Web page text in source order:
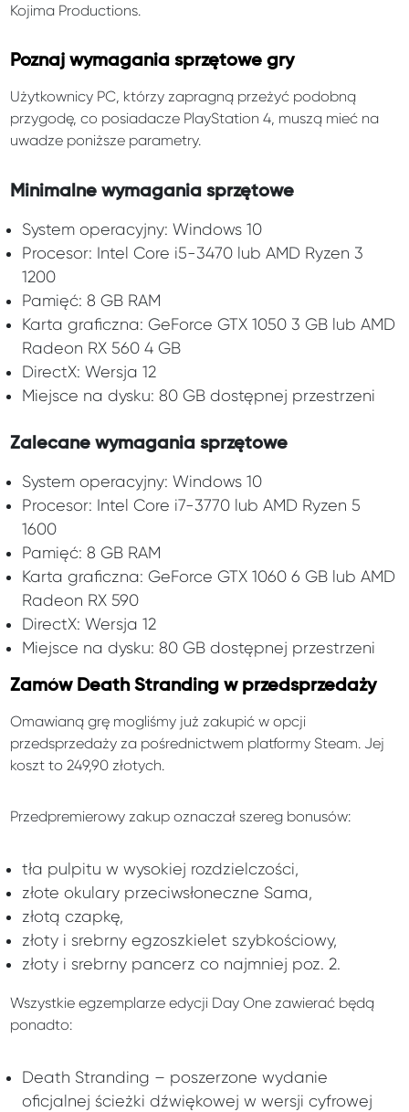
Kojima Productions.
Poznaj wymagania sprzętowe gry
Użytkownicy PC, którzy zapragną przeżyć podobną
przygodę, co posiadacze PlayStation 4, muszą mieć na
uwadze poniższe parametry.
Minimalne wymagania sprzętowe
System operacyjny: Windows 10
Procesor: Intel Core i5-3470 lub AMD Ryzen 3
1200
Pamięć: 8 GB RAM
Karta graficzna: GeForce GTX 1050 3 GB lub AMD
Radeon RX 560 4 GB
DirectX: Wersja 12
Miejsce na dysku: 80 GB dostępnej przestrzeni
Zalecane wymagania sprzętowe
System operacyjny: Windows 10
Procesor: Intel Core i7-3770 lub AMD Ryzen 5
1600
Pamięć: 8 GB RAM
Karta graficzna: GeForce GTX 1060 6 GB lub AMD
Radeon RX 590
DirectX: Wersja 12
Miejsce na dysku: 80 GB dostępnej przestrzeni
Zamów Death Stranding w przedsprzedaży
Omawianą grę mogliśmy już zakupić w opcji
przedsprzedaży za pośrednictwem platformy Steam. Jej
koszt to 249,90 złotych.
Przedpremierowy zakup oznaczał szereg bonusów:
tła pulpitu w wysokiej rozdzielczości,
złote okulary przeciwsłoneczne Sama,
złotą czapkę,
złoty i srebrny egzoszkielet szybkościowy,
złoty i srebrny pancerz co najmniej poz. 2.
Wszystkie egzemplarze edycji Day One zawierać będą
ponadto:
Death Stranding – poszerzone wydanie
oficjalnej ścieżki dźwiękowej w wersji cyfrowej